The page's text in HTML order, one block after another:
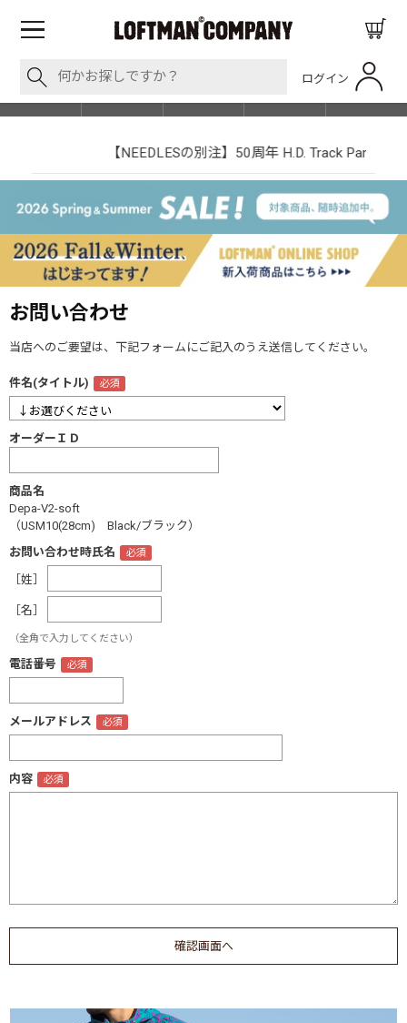
ログイン
SHOP LIST
【NEEDLESの別注】50周年 H.D. Track Pant
お問い合わせ
当店へのご要望は、下記フォームにご記入のうえ送信してください。
件名(タイトル)
オーダーＩＤ
商品名
Depa-V2-soft
（USM10(28cm) Black/ブラック）
お問い合わせ時氏名
［姓］
［名］
（全角で入力してください）
電話番号
メールアドレス
内容